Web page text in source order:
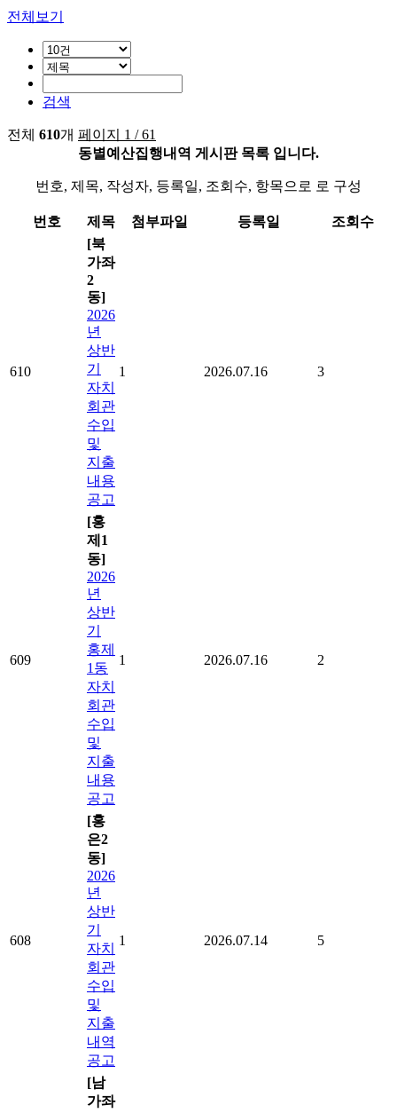
전체보기
검색
전체 610개 페이지 1 / 61
동별예산집행내역 게시판 목록 입니다.
번호, 제목, 작성자, 등록일, 조회수, 항목으로 로 구성
번호 제목 첨부파일 등록일 조회수
610
[북
가좌
2
동]
2026
년
상반
기
자치
회관
수입
및
지출
내용
공고
1 2026.07.16 3
609
[홍
제1
동]
2026
년
상반
기
홍제
1동
자치
회관
수입
및
지출
내용
공고
1 2026.07.16 2
608
[홍
은2
동]
2026
년
상반
기
자치
회관
수입
및
지출
내역
공고
1 2026.07.14 5
[남
가좌